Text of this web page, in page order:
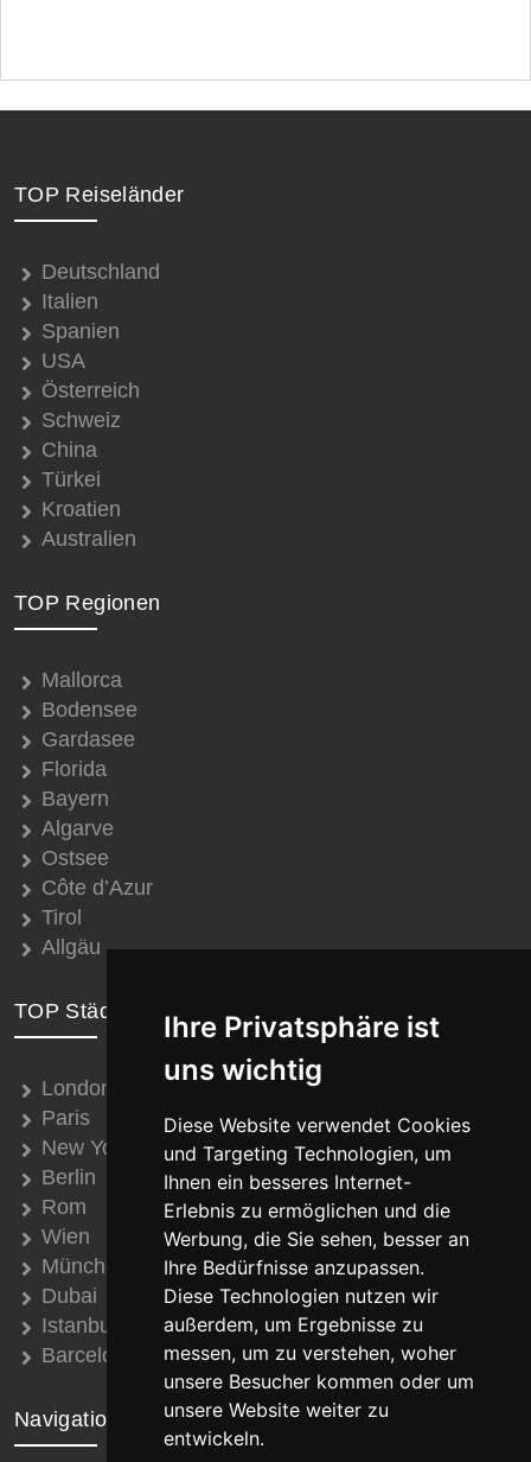
Ihre Privatsphäre ist
uns wichtig
Diese Website verwendet Cookies
und Targeting Technologien, um
Ihnen ein besseres Internet-
Erlebnis zu ermöglichen und die
Werbung, die Sie sehen, besser an
Ihre Bedürfnisse anzupassen.
Diese Technologien nutzen wir
außerdem, um Ergebnisse zu
messen, um zu verstehen, woher
unsere Besucher kommen oder um
unsere Website weiter zu
entwickeln.
TOP Reiseländer
Deutschland
Italien
Spanien
USA
Österreich
Schweiz
China
Türkei
Kroatien
Australien
TOP Regionen
Mallorca
Bodensee
Gardasee
Florida
Bayern
Algarve
Ostsee
Côte d’Azur
Tirol
Allgäu
TOP Städte
London
Paris
New York
Berlin
Rom
Wien
München
Dubai
Istanbul
Barcelona
Navigation